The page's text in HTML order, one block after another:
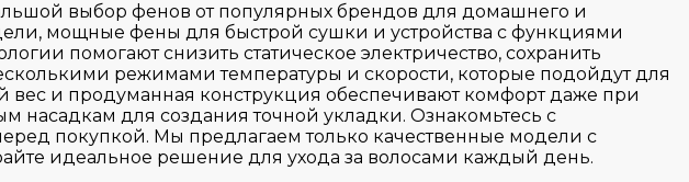
выбор фенов от популярных брендов для домашнего и
мощные фены для быстрой сушки и устройства с функциями
помогают снизить статическое электричество, сохранить
режимами температуры и скорости, которые подойдут для
вес и продуманная конструкция обеспечивают комфорт даже при
для создания точной укладки. Ознакомьтесь с
покупкой. Мы предлагаем только качественные модели с
идеальное решение для ухода за волосами каждый день.